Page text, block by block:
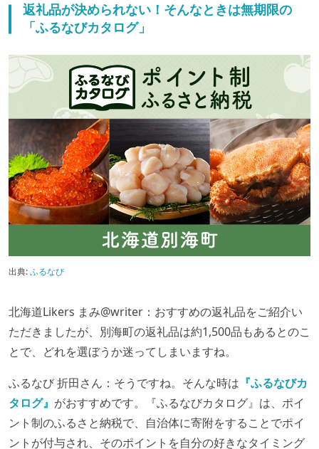
返礼品が決められない！そんなときは無期限の
「ふるなびカタログ」
出典:ふるなび
北海道Likers まみ@writer：おすすめの返礼品をご紹介い
ただきましたが、別海町の返礼品は約1,500品もあるとのこ
とで、どれを選ぼうか迷ってしまいますね。
ふるなび 折田さん：そうですね。そんな時は 『ふるなびカ
タログ』 がおすすめです。『ふるなびカタログ』は、ポイ
ント制のふるさと納税で、自治体に寄附をすることでポイ
ントが付与され、そのポイントを自分の好きなタイミング